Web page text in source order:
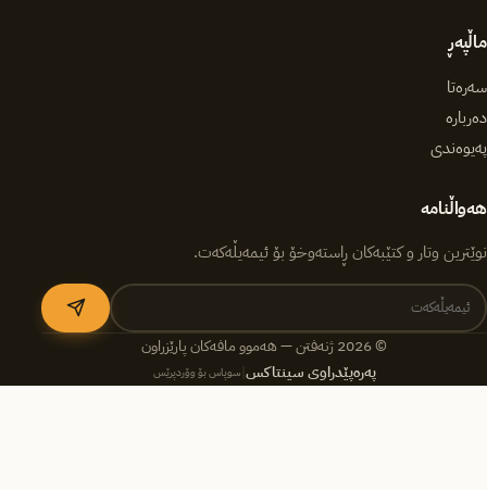
ماڵپەڕ
سەرەتا
دەربارە
پەیوەندی
هەواڵنامە
نوێترین وتار و کتێبەکان ڕاستەوخۆ بۆ ئیمەیڵەکەت.
© 2026 ژنەفتن — هەموو مافەکان پارێزراون
پەرەپێدراوی سینتاکس سوپاس بۆ وۆردپرێس